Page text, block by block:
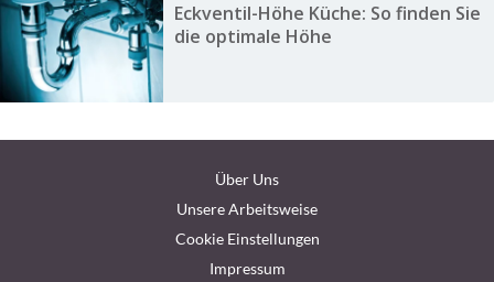
Eckventil-Höhe Küche: So finden Sie
die optimale Höhe
Über Uns
Unsere Arbeitsweise
Cookie Einstellungen
Impressum